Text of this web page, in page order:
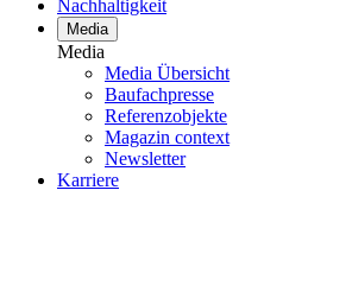
Nachhaltigkeit
Media
Media
Media Übersicht
Baufachpresse
Referenzobjekte
Magazin context
Newsletter
Karriere